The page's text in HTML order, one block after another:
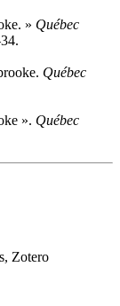
» Québec
Québec
». Québec
Zotero